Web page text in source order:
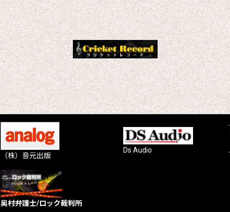
（株）音元出版
Ds Audio
奥村弁護士/ロック裁判所